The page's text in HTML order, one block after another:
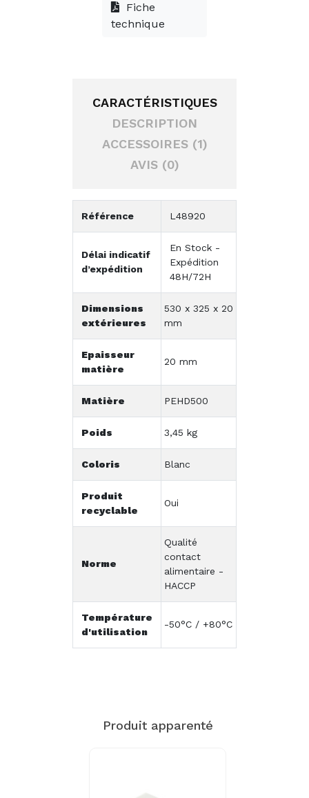
Fiche
technique
CARACTÉRISTIQUES
DESCRIPTION
ACCESSOIRES (1)
AVIS (0)
Référence L48920
Délai indicatif
d’expédition
En Stock -
Expédition
48H/72H
Dimensions
extérieures
530 x 325 x 20
mm
Epaisseur
matière
20 mm
Matière PEHD500
Poids 3,45 kg
Coloris Blanc
Produit
recyclable
Oui
Norme
Qualité
contact
alimentaire -
HACCP
Température
d'utilisation
-50°C / +80°C
Produit apparenté